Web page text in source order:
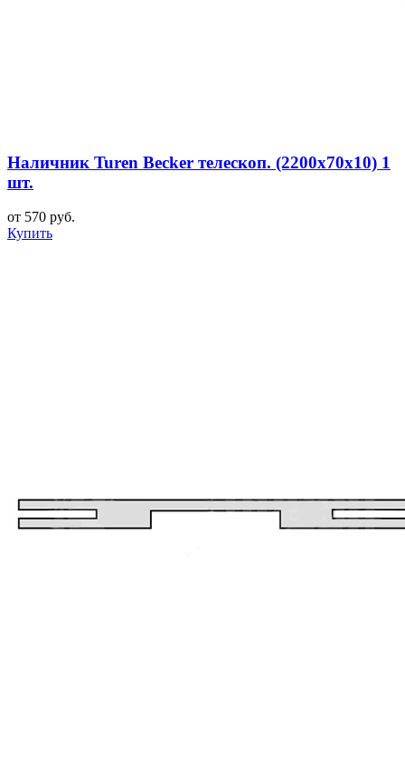
Наличник Turen Becker телескоп. (2200x70x10) 1
шт.
от 570 руб.
Купить